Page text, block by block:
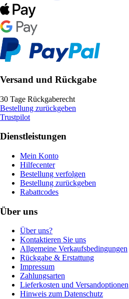
Versand und Rückgabe
30 Tage Rückgaberecht
Bestellung zurückgeben
Trustpilot
Dienstleistungen
Mein Konto
Hilfecenter
Bestellung verfolgen
Bestellung zurückgeben
Rabattcodes
Über uns
Über uns?
Kontaktieren Sie uns
Allgemeine Verkaufsbedingungen
Rückgabe & Erstattung
Impressum
Zahlungsarten
Lieferkosten und Versandoptionen
Hinweis zum Datenschutz